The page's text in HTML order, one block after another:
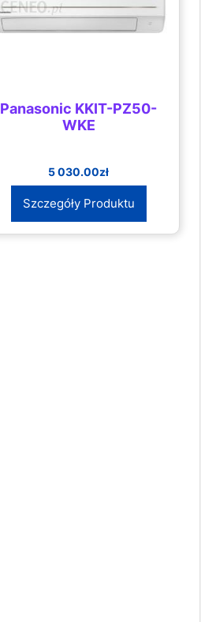
Panasonic KKIT-PZ50-
WKE
5 030.00zł
Szczegóły Produktu